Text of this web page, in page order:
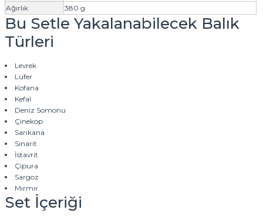
Ağırlık
380 g
Bu Setle Yakalanabilecek Balık
Türleri
Levrek
Lüfer
Kofana
Kefal
Deniz Somonu
Çinekop
Sarıkana
Sinarit
İstavrit
Çipura
Sargoz
Mırmır
Set İçeriği